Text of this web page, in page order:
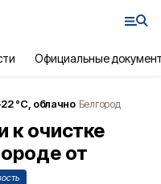
Официальные
22°С, облачно Белгород
к очистке
от